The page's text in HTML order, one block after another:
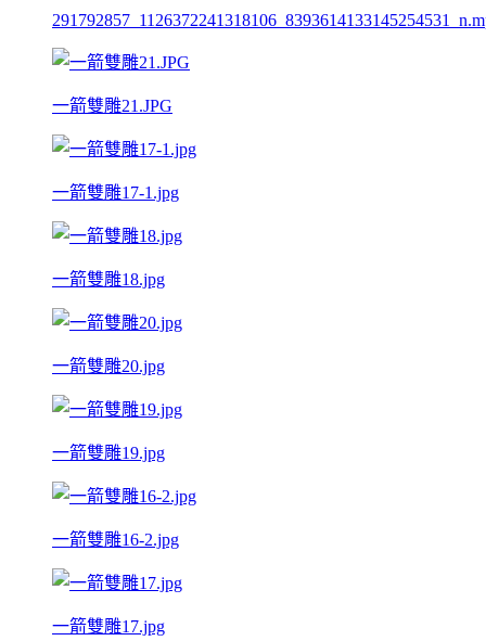
一箭雙雕21.JPG
一箭雙雕17-1.jpg
一箭雙雕18.jpg
一箭雙雕20.jpg
一箭雙雕19.jpg
一箭雙雕16-2.jpg
一箭雙雕17.jpg